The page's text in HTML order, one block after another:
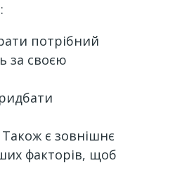
потрібний
за своєю
є зовнішнє
факторів, щоб